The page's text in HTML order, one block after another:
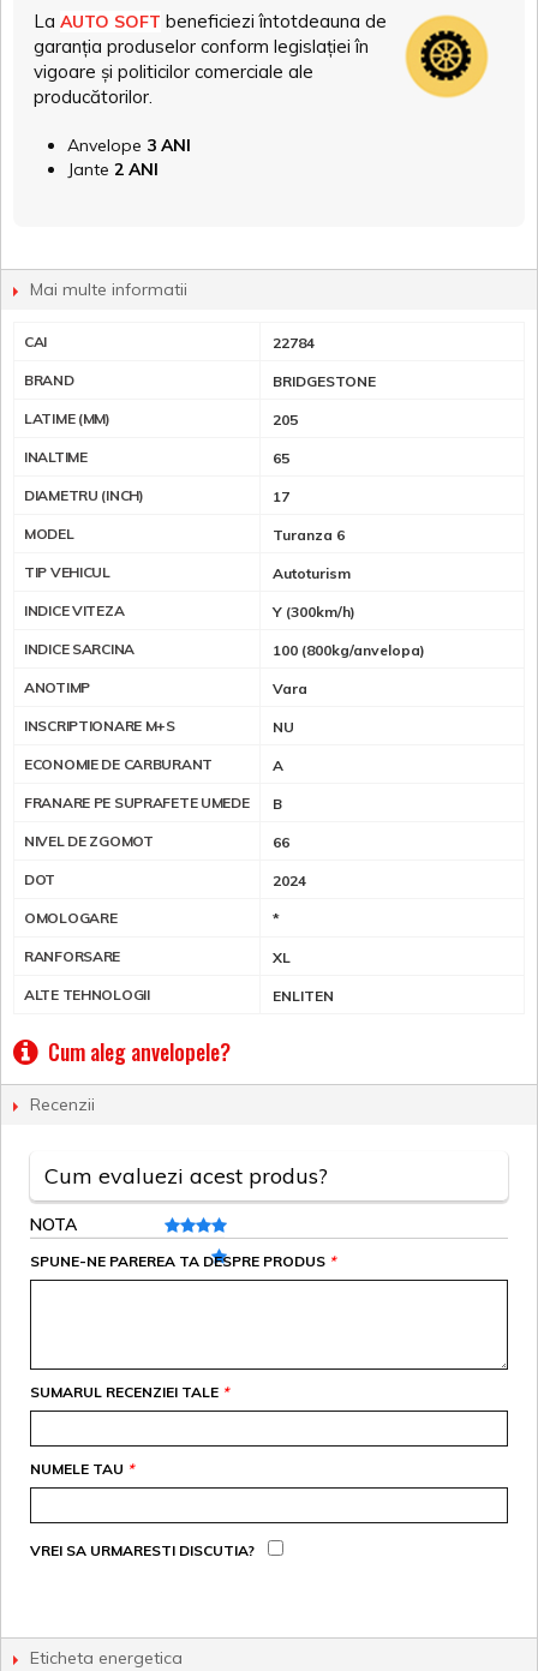
La AUTO SOFT beneficiezi întotdeauna de
garanția produselor conform legislației în
vigoare și politicilor comerciale ale
producătorilor.
Anvelope 3 ANI
Jante 2 ANI
Mai multe informatii
CAI 22784
BRAND BRIDGESTONE
LATIME (MM) 205
INALTIME 65
DIAMETRU (INCH) 17
MODEL Turanza 6
TIP VEHICUL Autoturism
INDICE VITEZA Y (300km/h)
INDICE SARCINA 100 (800kg/anvelopa)
ANOTIMP Vara
INSCRIPTIONARE M+S NU
ECONOMIE DE CARBURANT A
FRANARE PE SUPRAFETE UMEDE B
NIVEL DE ZGOMOT 66
DOT 2024
OMOLOGARE *
RANFORSARE XL
ALTE TEHNOLOGII ENLITEN
Cum aleg anvelopele?
Recenzii
Cum evaluezi acest produs?
NOTA
*
SPUNE-NE PAREREA TA DESPRE PRODUS
*
SUMARUL RECENZIEI TALE
*
NUMELE TAU
VREI SA URMARESTI DISCUTIA?
Eticheta energetica